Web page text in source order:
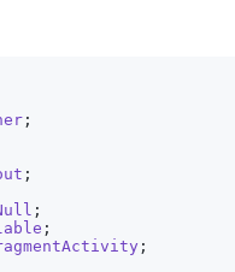
;
;
;
;
;